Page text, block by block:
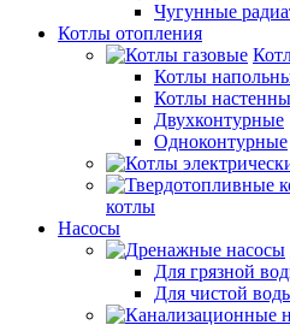
Чугунные
Котлы отопления
Котлы
Котлы
Двухконтурные
Одноконтурные
котлы
Насосы
Для грязной
Для чистой